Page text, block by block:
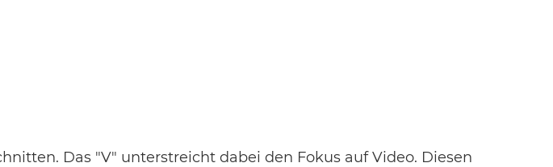
Das "V" unterstreicht dabei den Fokus auf Video. Diesen